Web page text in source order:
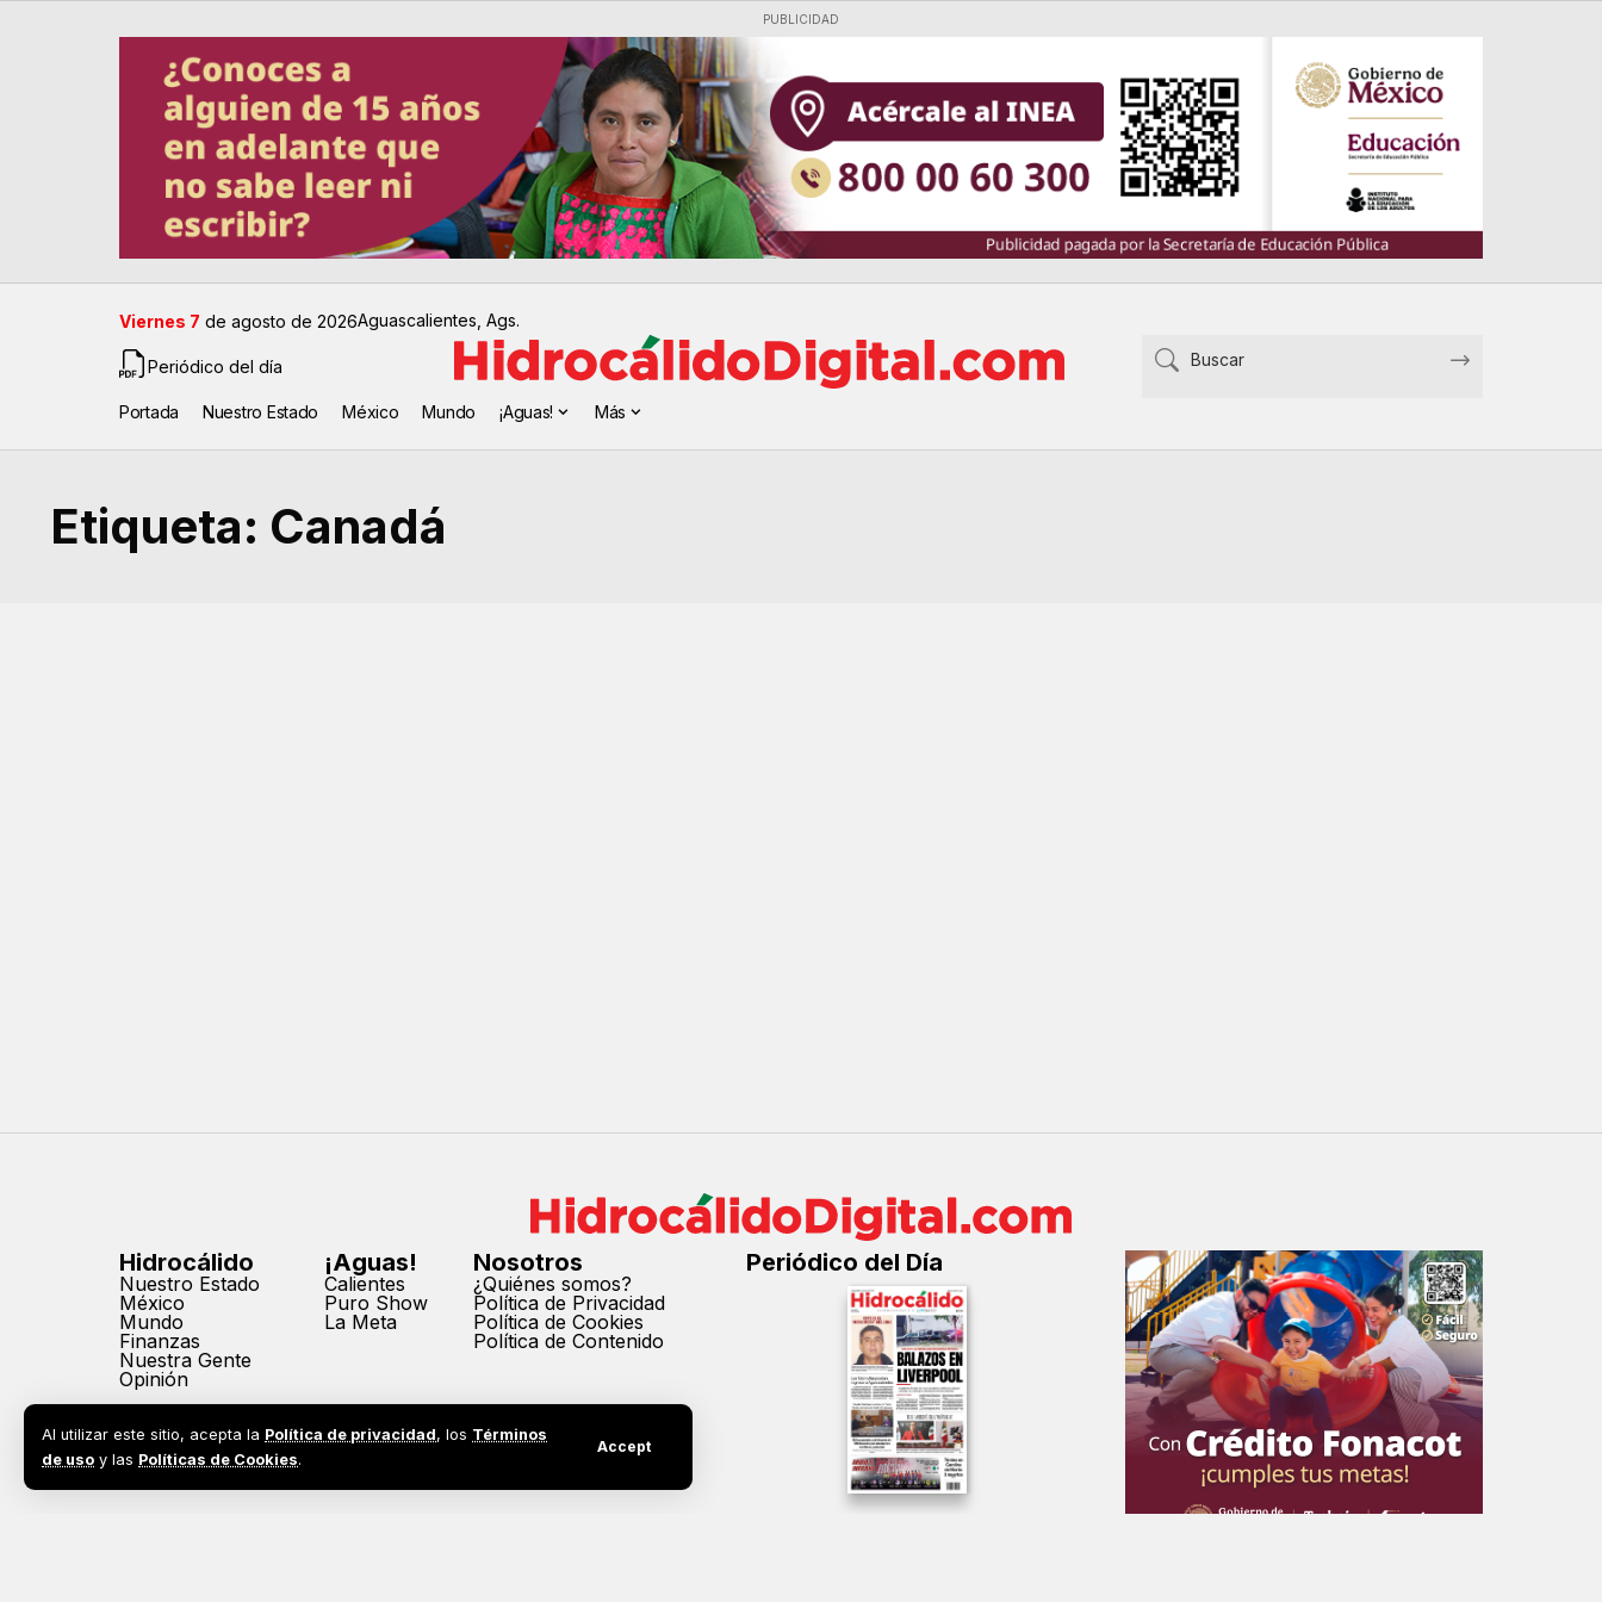
Al utilizar este sitio, acepta la Política de privacidad, los Términos
de uso y las Políticas de Cookies.
Accept
PUBLICIDAD
Viernes 7 de agosto de 2026Aguascalientes, Ags.
Periódico del día
Portada Nuestro Estado México Mundo ¡Aguas! Más
Etiqueta: Canadá
Hidrocálido
Nuestro Estado
México
Mundo
Finanzas
Nuestra Gente
Opinión
¡Aguas!
Calientes
Puro Show
La Meta
Nosotros
¿Quiénes somos?
Política de Privacidad
Política de Cookies
Política de Contenido
Periódico del Día